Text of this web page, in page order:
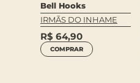
Bell Hooks
IRMÃS DO INHAME
R$ 64,90
COMPRAR